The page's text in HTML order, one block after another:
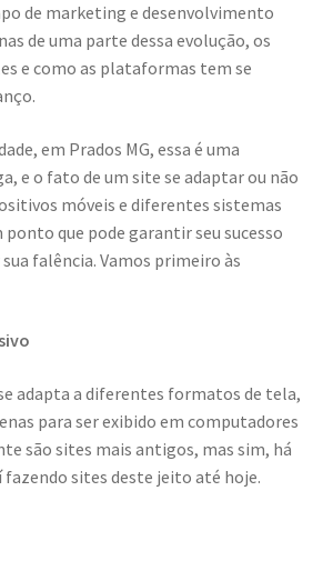
de marketing e desenvolvimento
de uma parte dessa evolução, os
e como as plataformas tem se
em Prados MG, essa é uma
e o fato de um site se adaptar ou não
móveis e diferentes sistemas
ponto que pode garantir seu sucesso
falência. Vamos primeiro às
adapta a diferentes formatos de tela,
para ser exibido em computadores
são sites mais antigos, mas sim, há
sites deste jeito até hoje.